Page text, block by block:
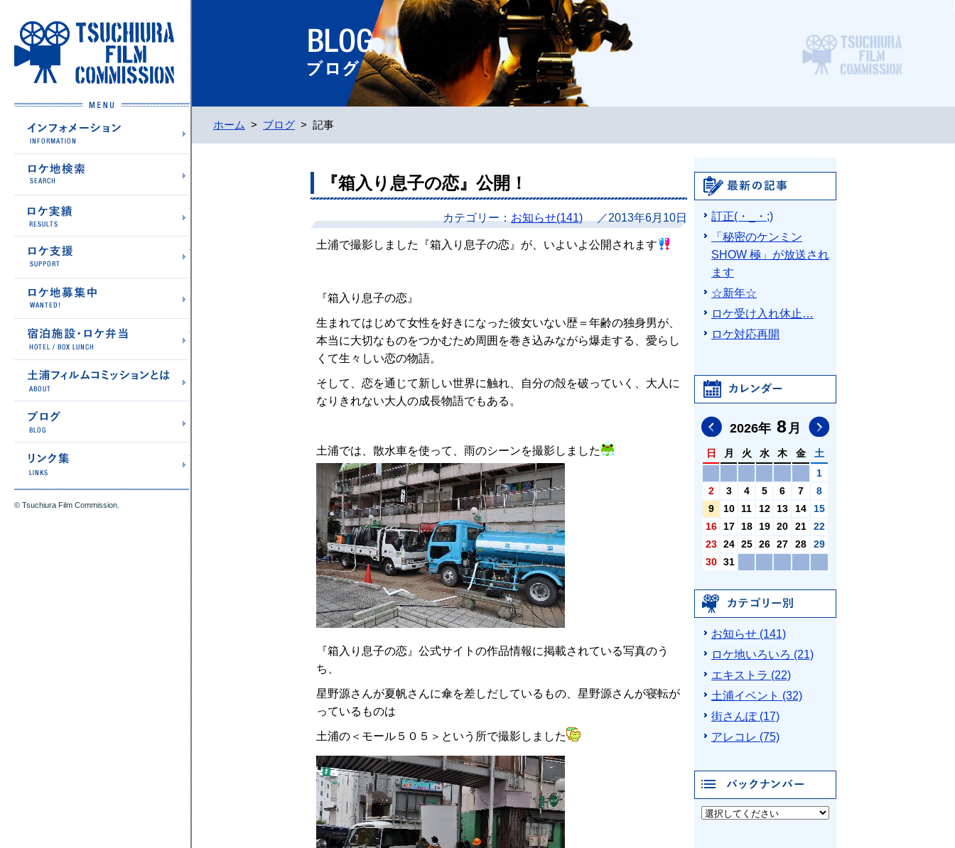
土浦フィルムコミッションホームページ
インフォメーション
ロケ地検索
ロケ実績
ロケ支援
ロケ地募集中
宿泊施設・ロケ弁当
土浦フィルムコミッションとは
ブログ
リンク集
© Tsuchiura Film Commission.
ロケ
ホーム > ブログ > 記事
『箱入り息子の恋』公開！
カテゴリー： お知らせ(141) ／2013年6月10日
土浦で撮影しました『箱入り息子の恋』が、いよいよ公開されます
『箱入り息子の恋』
生まれてはじめて女性を好きになった彼女いない歴＝年齢の独身男が、
本当に大切なものをつかむため周囲を巻き込みながら爆走する、愛らし
くて生々しい恋の物語。
そして、恋を通じて新しい世界に触れ、自分の殻を破っていく、大人に
なりきれない大人の成長物語でもある。
土浦では、散水車を使って、雨のシーンを撮影しました
『箱入り息子の恋』公式サイトの作品情報に掲載されている写真のう
ち、
星野源さんが夏帆さんに傘を差しだしているもの、星野源さんが寝転が
っているものは
土浦の＜モール５０５＞という所で撮影しました
訂正(・_・;)
「秘密のケンミン
SHOW 極」が放送され
ます
☆新年☆
ロケ受け入れ休止…
ロケ対応再開
2026年 8 月
日 月 火 水 木 金
土
1
2
3 4 5 6 7
8
9
10 11 12 13 14
15
16
17 18 19 20 21
22
23
24 25 26 27 28
29
30
31
前の月へ
お知らせ (141)
ロケ地いろいろ (21)
エキストラ (22)
土浦イベント (32)
街さんぽ (17)
アレコレ (75)